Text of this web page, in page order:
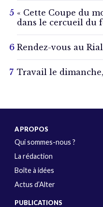
« Cette Coupe du
dans le cercueil du
Rendez-vous au
Travail le
A PROPOS
Qui sommes-nous ?
La rédaction
Boîte à idées
Actus d’Alter
PUBLICATIONS